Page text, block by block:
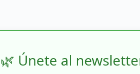
🌿 Únete al